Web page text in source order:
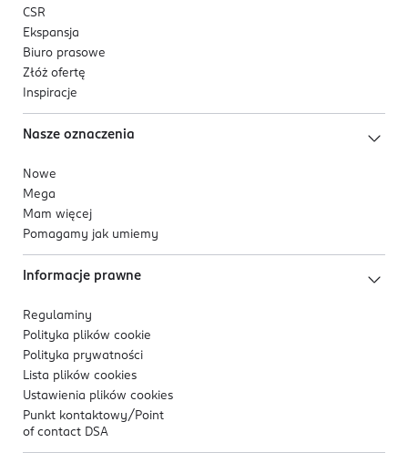
CSR
Ekspansja
Biuro prasowe
Złóż ofertę
Inspiracje
Nasze oznaczenia
Nowe
Mega
Mam więcej
Pomagamy jak umiemy
Informacje prawne
Regulaminy
Polityka plików cookie
Polityka prywatności
Lista plików cookies
Ustawienia plików cookies
Punkt kontaktowy/ Point
of contact DSA